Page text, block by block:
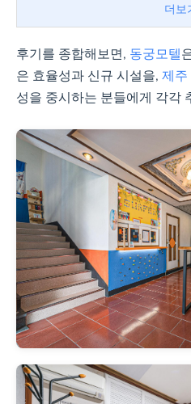
깔끔
인,
방
시스
제
위치
족도
건물
불가
더보
후기를 종합해보면, 동궁모텔
은 효율성과 신규 시설을, 제
성을 중시하는 분들에게 각각